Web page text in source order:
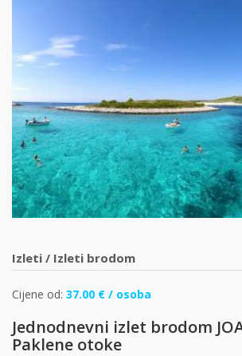
Izleti / Izleti brodom
Cijene od: 37.00 € / osoba
Jednodnevni izlet brodom
Paklene otoke